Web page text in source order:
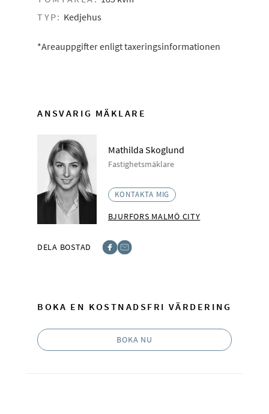
TYP: Kedjehus
*Areauppgifter enligt taxeringsinformationen
ANSVARIG MÄKLARE
Mathilda Skoglund
Fastighetsmäklare
KONTAKTA MIG
BJURFORS MALMÖ CITY
DELA BOSTAD
BOKA EN KOSTNADSFRI VÄRDERING
BOKA NU